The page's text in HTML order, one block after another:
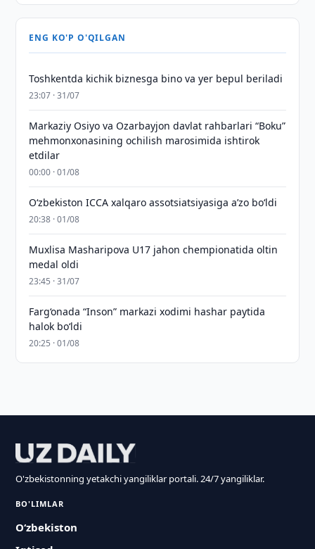
ENG KO'P O'QILGAN
Toshkentda kichik biznesga bino va yer bepul beriladi
23:07 · 31/07
Markaziy Osiyo va Ozarbayjon davlat rahbarlari “Boku”
mehmonxonasining ochilish marosimida ishtirok
etdilar
00:00 · 01/08
O‘zbekiston ICCA xalqaro assotsiatsiyasiga aʼzo bo‘ldi
20:38 · 01/08
Muxlisa Masharipova U17 jahon chempionatida oltin
medal oldi
23:45 · 31/07
Farg‘onada “Inson” markazi xodimi hashar paytida
halok bo‘ldi
20:25 · 01/08
O'zbekistonning yetakchi yangiliklar portali. 24/7 yangiliklar.
BO'LIMLAR
O‘zbekiston